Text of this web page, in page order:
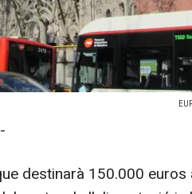
destinarà 150.000 euros